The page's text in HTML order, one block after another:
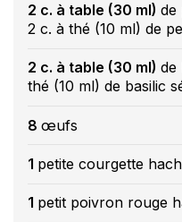
2 c. à table (30 ml) de
2 c. à thé (10 ml) de
2 c. à table (30 ml) de
thé (10 ml) de basilic
8 œufs
1 petite courgette
1 petit poivron rouge